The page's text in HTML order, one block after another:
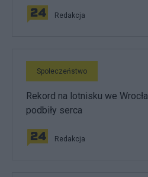
Redakcja
Społeczeństwo
Rekord na lotnisku we
podbiły serca
Redakcja